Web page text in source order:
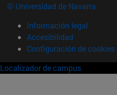
© Universidad de Navarra
Información legal
Accesibilidad
Configuración de cookies
Localizador de campus